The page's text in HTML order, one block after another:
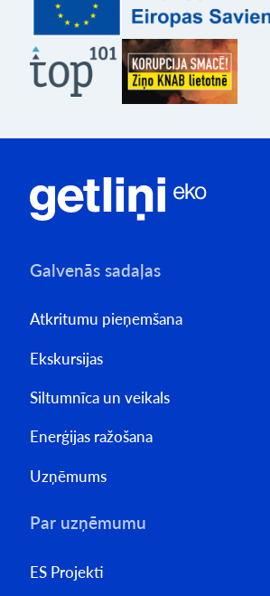
Galvenās sadaļas
Atkritumu pieņemšana
Ekskursijas
Siltumnīca un veikals
Enerģijas ražošana
Uzņēmums
Par uzņēmumu
ES Projekti